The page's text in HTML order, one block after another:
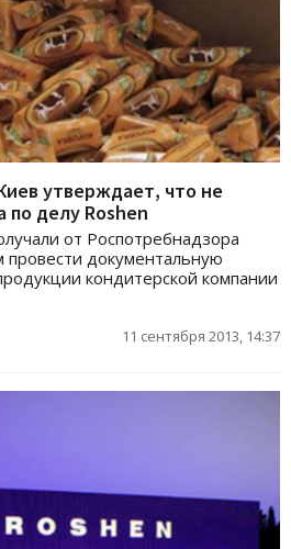
утверждает, что не
по делу Roshen
от Роспотребнадзора
документальную
кондитерской компании
11 сентября 2013, 14:37